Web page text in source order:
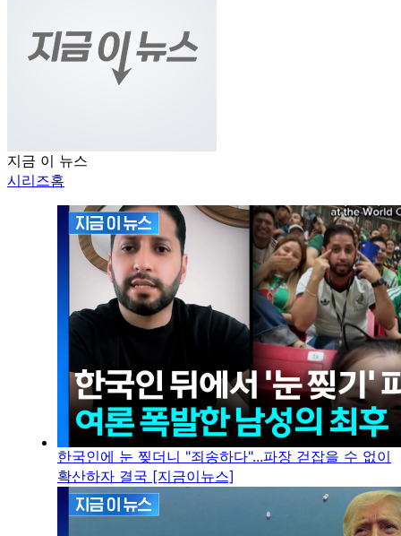
지금 이 뉴스
시리즈홈
한국인에 눈 찢더니 "죄송하다"...파장 걷잡을 수 없이
확산하자 결국 [지금이뉴스]